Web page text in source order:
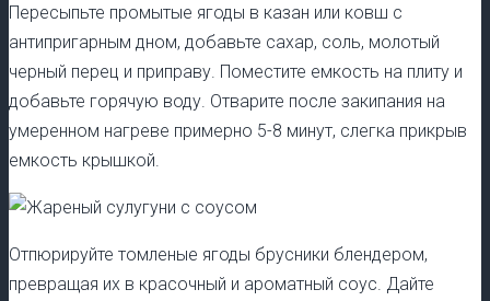
Пересыпьте промытые ягоды в казан или ковш с
антипригарным дном, добавьте сахар, соль, молотый
черный перец и приправу. Поместите емкость на плиту и
добавьте горячую воду. Отварите после закипания на
умеренном нагреве примерно 5-8 минут, слегка прикрыв
емкость крышкой.
Отпюрируйте томленые ягоды брусники блендером,
превращая их в красочный и ароматный соус. Дайте